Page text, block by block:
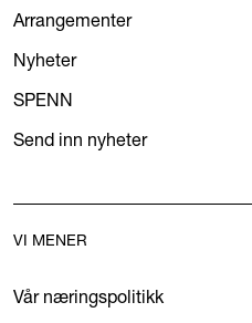
Arrangementer
Nyheter
SPENN
Send inn nyheter
VI MENER
Vår næringspolitikk